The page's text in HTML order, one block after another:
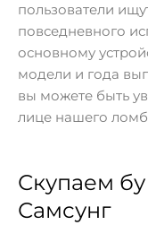
пользователи
повседневного
основному
модели и года
вы можете быть
лице нашего
Скупаем
Самсунг